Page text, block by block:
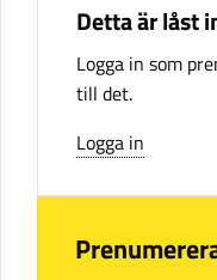
Detta är låst
Logga in som
till det.
Logga in